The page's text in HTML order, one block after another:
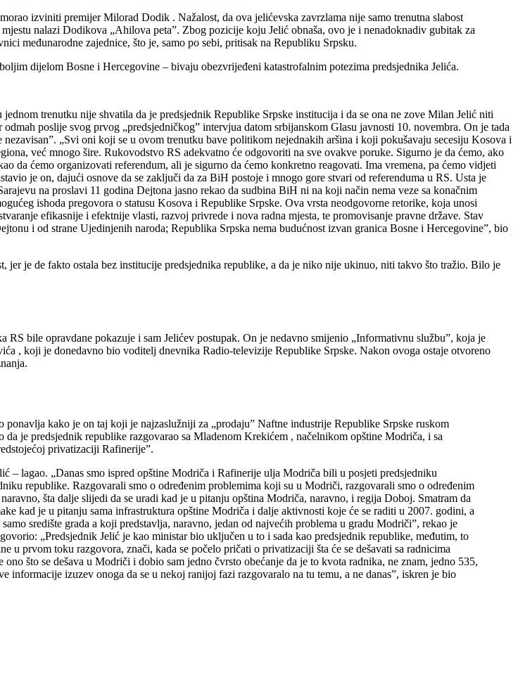
izviniti premijer Milorad Dodik . Nažalost, da ova jelićevska zavrzlama nije samo trenutna slabost
nalazi Dodikova „Ahilova peta”. Zbog pozicije koju Jelić obnaša, ovo je i nenadoknadiv gubitak za
međunarodne zajednice, što je, samo po sebi, pritisak na Republiku Srpsku.
dijelom Bosne i Hercegovine – bivaju obezvrijeđeni katastrofalnim potezima predsjednika Jelića.
trenutku nije shvatila da je predsjednik Republike Srpske institucija i da se ona ne zove Milan Jelić niti
poslije svog prvog „predsjedničkog” intervjua datom srbijanskom Glasu javnosti 10. novembra. On je tada
„Svi oni koji se u ovom trenutku bave politikom nejednakih aršina i koji pokušavaju secesiju Kosova i
već mnogo šire. Rukovodstvo RS adekvatno će odgovoriti na sve ovakve poruke. Sigurno je da ćemo, ako
da ćemo organizovati referendum, ali je sigurno da ćemo konkretno reagovati. Ima vremena, pa ćemo vidjeti
je on, dajući osnove da se zaključi da za BiH postoje i mnogo gore stvari od referenduma u RS. Usta je
na proslavi 11 godina Dejtona jasno rekao da sudbina BiH ni na koji način nema veze sa konačnim
ishoda pregovora o statusu Kosova i Republike Srpske. Ova vrsta neodgovorne retorike, koja unosi
efikasnije i efektnije vlasti, razvoj privrede i nova radna mjesta, te promovisanje pravne države. Stav
i od strane Ujedinjenih naroda; Republika Srpska nema budućnost izvan granica Bosne i Hercegovine”, bio
jer je de fakto ostala bez institucije predsjednika republike, a da je niko nije ukinuo, niti takvo što tražio. Bilo je
bile opravdane pokazuje i sam Jelićev postupak. On je nedavno smijenio „Informativnu službu”, koja je
, koji je donedavno bio voditelj dnevnika Radio-televizije Republike Srpske. Nakon ovoga ostaje otvoreno
kako je on taj koji je najzaslužniji za „prodaju” Naftne industrije Republike Srpske ruskom
je predsjednik republike razgovarao sa Mladenom Krekićem , načelnikom opštine Modriča, i sa
privatizaciji Rafinerije”.
– lagao. „Danas smo ispred opštine Modriča i Rafinerije ulja Modriča bili u posjeti predsjedniku
republike. Razgovarali smo o određenim problemima koji su u Modriči, razgovarali smo o određenim
šta dalje slijedi da se uradi kad je u pitanju opština Modriča, naravno, i regija Doboj. Smatram da
kad je u pitanju sama infrastruktura opštine Modriča i dalje aktivnosti koje će se raditi u 2007. godini, a
središte grada a koji predstavlja, naravno, jedan od najvećih problema u gradu Modriči”, rekao je
„Predsjednik Jelić je kao ministar bio uključen u to i sada kao predsjednik republike, međutim, to
u prvom toku razgovora, znači, kada se počelo pričati o privatizaciji šta će se dešavati sa radnicima
što se dešava u Modriči i dobio sam jedno čvrsto obećanje da je to kvota radnika, ne znam, jedno 535,
informacije izuzev onoga da se u nekoj ranijoj fazi razgovaralo na tu temu, a ne danas”, iskren je bio